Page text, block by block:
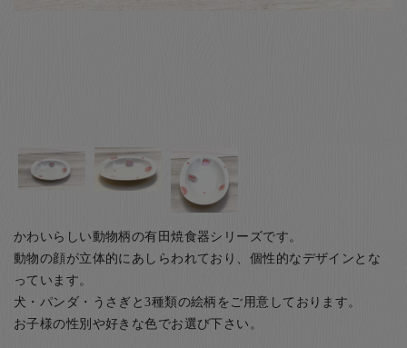
かわいらしい動物柄の有田焼食器シリーズです。
動物の顔が立体的にあしらわれており、個性的なデザインとな
っています。
犬・パンダ・うさぎと3種類の絵柄をご用意しております。
お子様の性別や好きな色でお選び下さい。